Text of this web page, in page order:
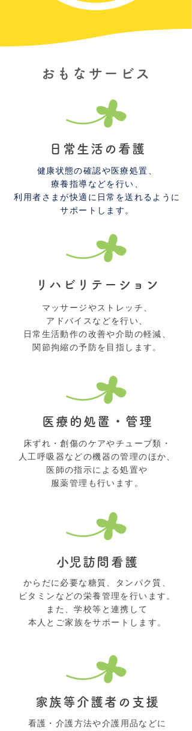
日常生活の看護
健康状態の確認や医療処置、
療養指導などを行い、
利用者さまが快適に日常を送れるように
サポートします。
リハビリテーション
マッサージやストレッチ、
アドバイスなどを行い、
日常生活動作の改善や介助の軽減、
関節拘縮の予防を目指します。
医療的処置・管理
床ずれ・創傷のケアやチューブ類・
人工呼吸器などの機器の管理のほか、
医師の指示による処置や
服薬管理も行います。
​小児訪問看護
からだに必要な糖質、タンパク質、
ビタミンなどの栄養管理を行います。
また、学校等と連携して
本人とご家族をサポートします。
おもなサービス
家族等介護者の支援
看護・介護方法や介護用品などに